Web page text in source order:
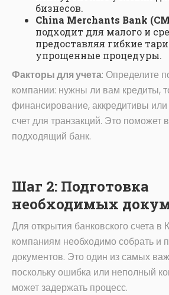
бизнесов.
China Merchants Bank
подходит для малого и
предоставляя гибкие
упрощенные процедуры.
Факторы для учета: Определите
компании: нужны ли вам кредиты,
финансирование, аккредитивы
счет для транзакций. Это поможет
подходящий банк.
Шаг 2: Подготовка
необходимых
Для открытия банковского счета в
компаниям необходимо собрать и
документов. Это один из самых
поскольку ошибка или неполный
может задержать процесс.